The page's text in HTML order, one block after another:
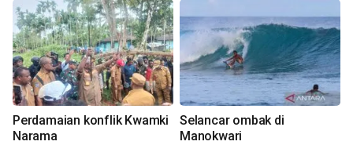
Perdamaian konflik Kwamki
Narama
Selancar ombak di
Manokwari